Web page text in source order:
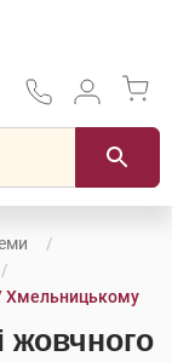
Хмельницькому
жовчного